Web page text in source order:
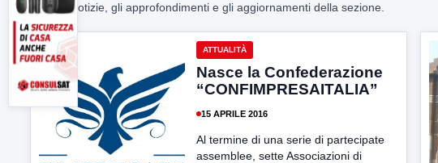
Tutte le notizie, gli approfondimenti e gli aggiornamenti della sezione.
ATTUALITÀ
Nasce la Confederazione
“CONFIMPRESAITALIA”
15 APRILE 2016
Al termine di una serie di partecipate
assemblee, sette Associazioni di